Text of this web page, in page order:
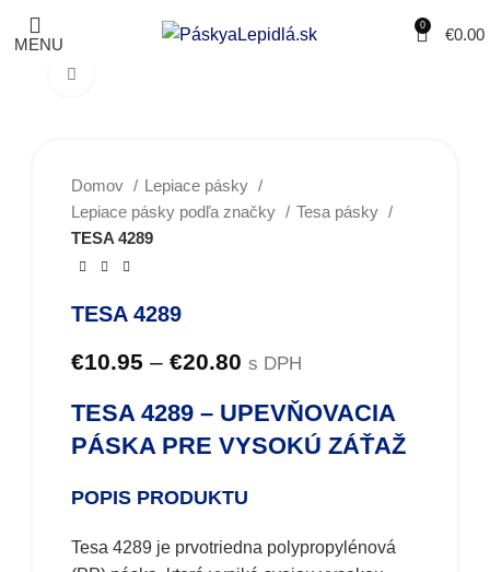
MENU
0 €0.00
Domov
Lepiace pásky
Lepiace pásky podľa značky
Tesa pásky
TESA 4289
TESA 4289
€10.95 – €20.80 s DPH
TESA 4289 – UPEVŇOVACIA
PÁSKA PRE VYSOKÚ ZÁŤAŽ
POPIS PRODUKTU
Tesa 4289 je prvotriedna polypropylénová